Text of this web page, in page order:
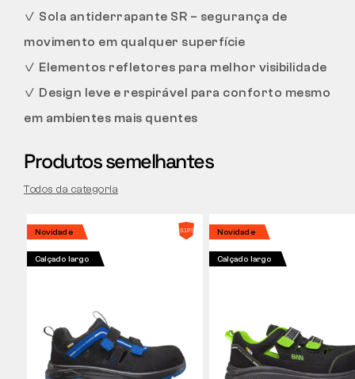
✓ Sola antiderrapante SR – segurança de
movimento em qualquer superfície
✓ Elementos refletores para melhor visibilidade
✓ Design leve e respirável para conforto mesmo
em ambientes mais quentes
Produtos semelhantes
Todos da categoria
Novidade
Calçado largo
Novidade
Calçado largo